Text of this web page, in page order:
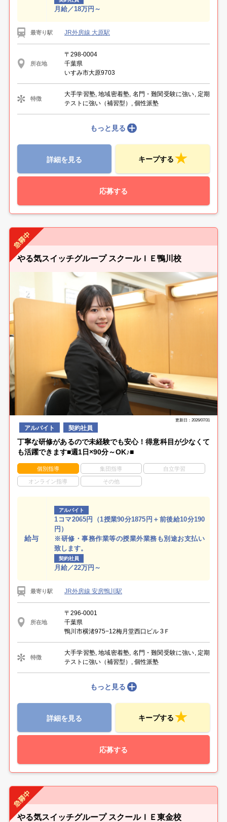
月給／18万円～
最寄り駅 JR外房線 大原駅
所在地
〒298-0004
千葉県
いすみ市大原9703
特徴
大手学習塾, 地域密着塾, 名門・難関受験に強い, 定期
テストに強い（補習型）, 個性派塾
もっと見る
詳細を見る キープする
応募する
やる気スイッチグループ スクールＩＥ鴨川校
更新日：2026/07/31
アルバイト 契約社員
丁寧な研修があるので未経験でも安心！得意科目が少なくて
も活躍できます■週1日×90分～OK♪■
個別指導 集団指導 自立学習
オンライン指導 その他
給与
アルバイト
1コマ2065円（1授業90分1875円＋前後給10分190
円）
※研修・事務作業等の授業外業務も別途お支払い
致します。
契約社員
月給／22万円～
最寄り駅 JR外房線 安房鴨川駅
所在地
〒296-0001
千葉県
鴨川市横渚975−12梅月堂西口ビル 3Ｆ
特徴
大手学習塾, 地域密着塾, 名門・難関受験に強い, 定期
テストに強い（補習型）, 個性派塾
もっと見る
詳細を見る キープする
応募する
やる気スイッチグループ スクールＩＥ東金校